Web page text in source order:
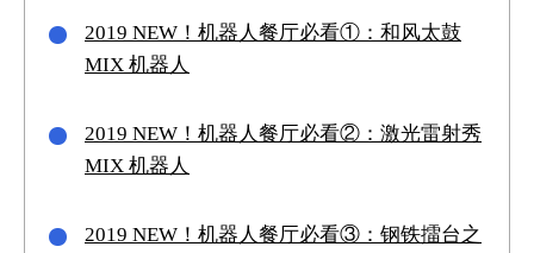
2019 NEW！机器人餐厅必看①：和风太鼓
MIX 机器人
2019 NEW！机器人餐厅必看②：激光雷射秀
MIX 机器人
2019 NEW！机器人餐厅必看③：钢铁擂台之